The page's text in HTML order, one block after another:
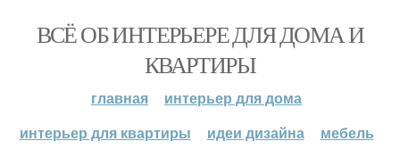
ВСЁ ОБ ИНТЕРЬЕРЕ ДЛЯ ДОМА И
КВАРТИРЫ
главная
интерьер для дома
интерьер для квартиры
идеи дизайна мебель